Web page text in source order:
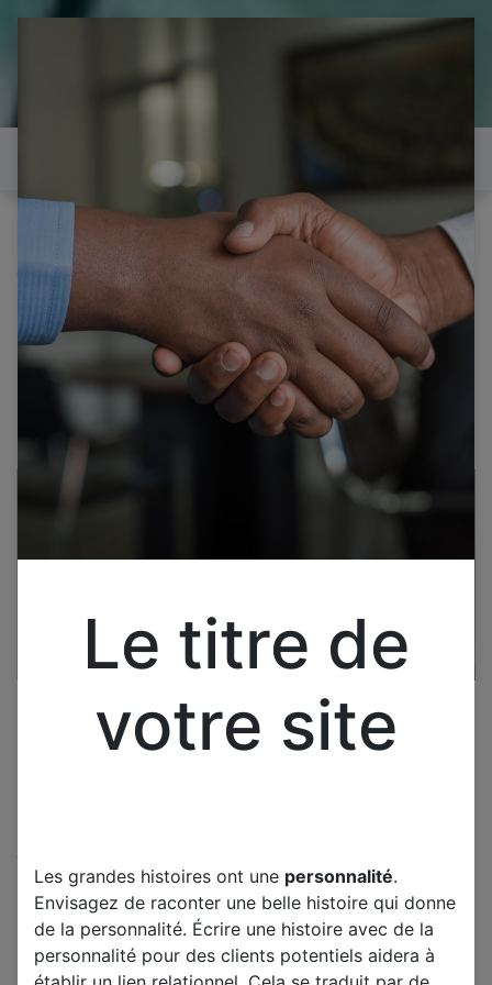
il est temps de
réparer...Electronique 66 est
heureux de vous aider
Tous les produits
SHARP LC-60LE652E CARTE T-CON
QPWBXG222WJZZ QKITPG222JTX KG222
SHARP LC-60LE652E CARTE
T-CON QPWBXG222WJZZ
QKITPG222JTX KG222
Le titre de
votre site
Les grandes histoires ont une personnalité.
Envisagez de raconter une belle histoire qui donne
de la personnalité. Écrire une histoire avec de la
personnalité pour des clients potentiels aidera à